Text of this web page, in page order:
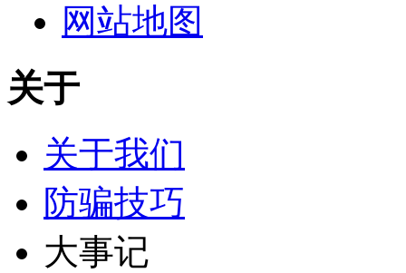
网站地图
关于
关于我们
防骗技巧
大事记